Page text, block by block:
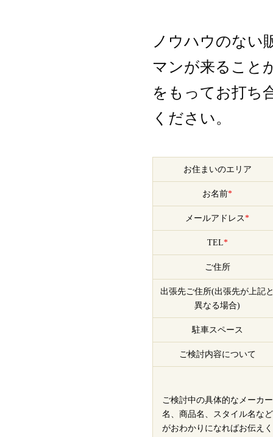
ノウハウのない
マンが来ること
をもってお打ち
ください。
お住まいのエリア
お名前*
メールアドレス*
TEL*
ご住所
出張先ご住所(出張先が上記
異なる場合)
駐車スペース
ご検討内容について
ご検討中の具体的なメーカー
名、商品名、スタイル名など
がおわかりになればお伝えく